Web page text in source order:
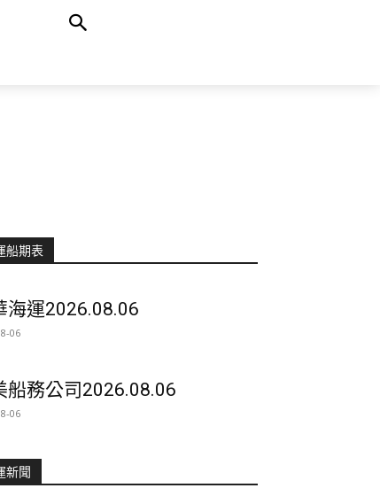
船期表
海運2026.08.06
06
船務公司2026.08.06
06
新聞